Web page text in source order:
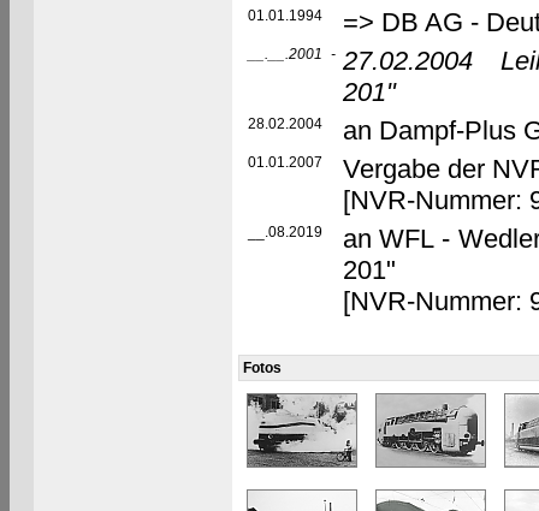
01.01.1994 => DB AG -
__.__.2001 - 27.02.2004
201"
28.02.2004 an Dampf-Plus
01.01.2007
Vergabe der
[NVR-Nummer:
__.08.2019
an WFL -
201"
[NVR-Nummer:
Fotos